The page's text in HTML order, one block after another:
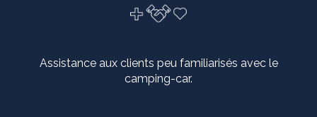
Assistance aux clients peu familiarisés avec le
camping-car.